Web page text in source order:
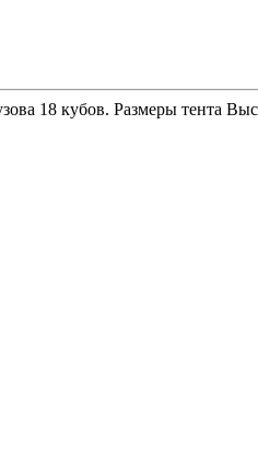
18 кубов. Размеры тента